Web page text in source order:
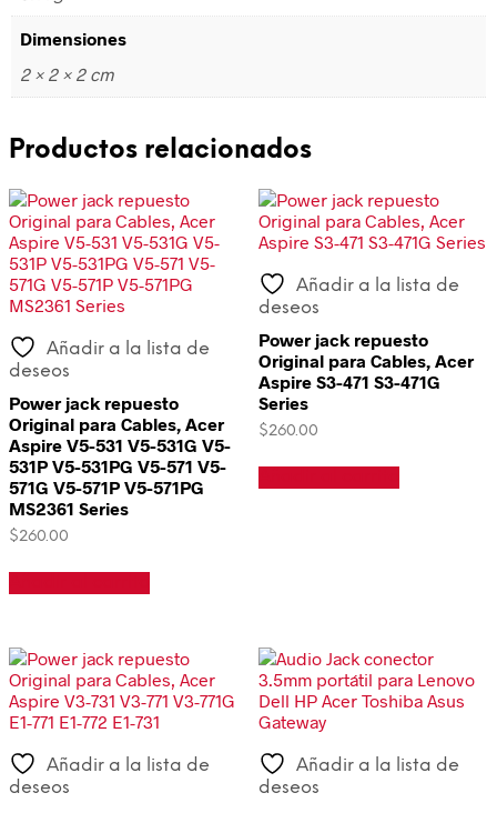
Dimensiones
2 × 2 × 2 cm
Productos relacionados
Añadir a la lista de
deseos
Power jack repuesto
Original para Cables, Acer
Aspire V5-531 V5-531G V5-
531P V5-531PG V5-571 V5-
571G V5-571P V5-571PG
MS2361 Series
$260.00
Añadir a la lista de
deseos
Power jack repuesto
Original para Cables, Acer
Aspire S3-471 S3-471G
Series
$260.00
Añadir a la lista de
deseos
Añadir a la lista de
deseos